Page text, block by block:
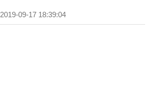
2019-09-17 18:39:04